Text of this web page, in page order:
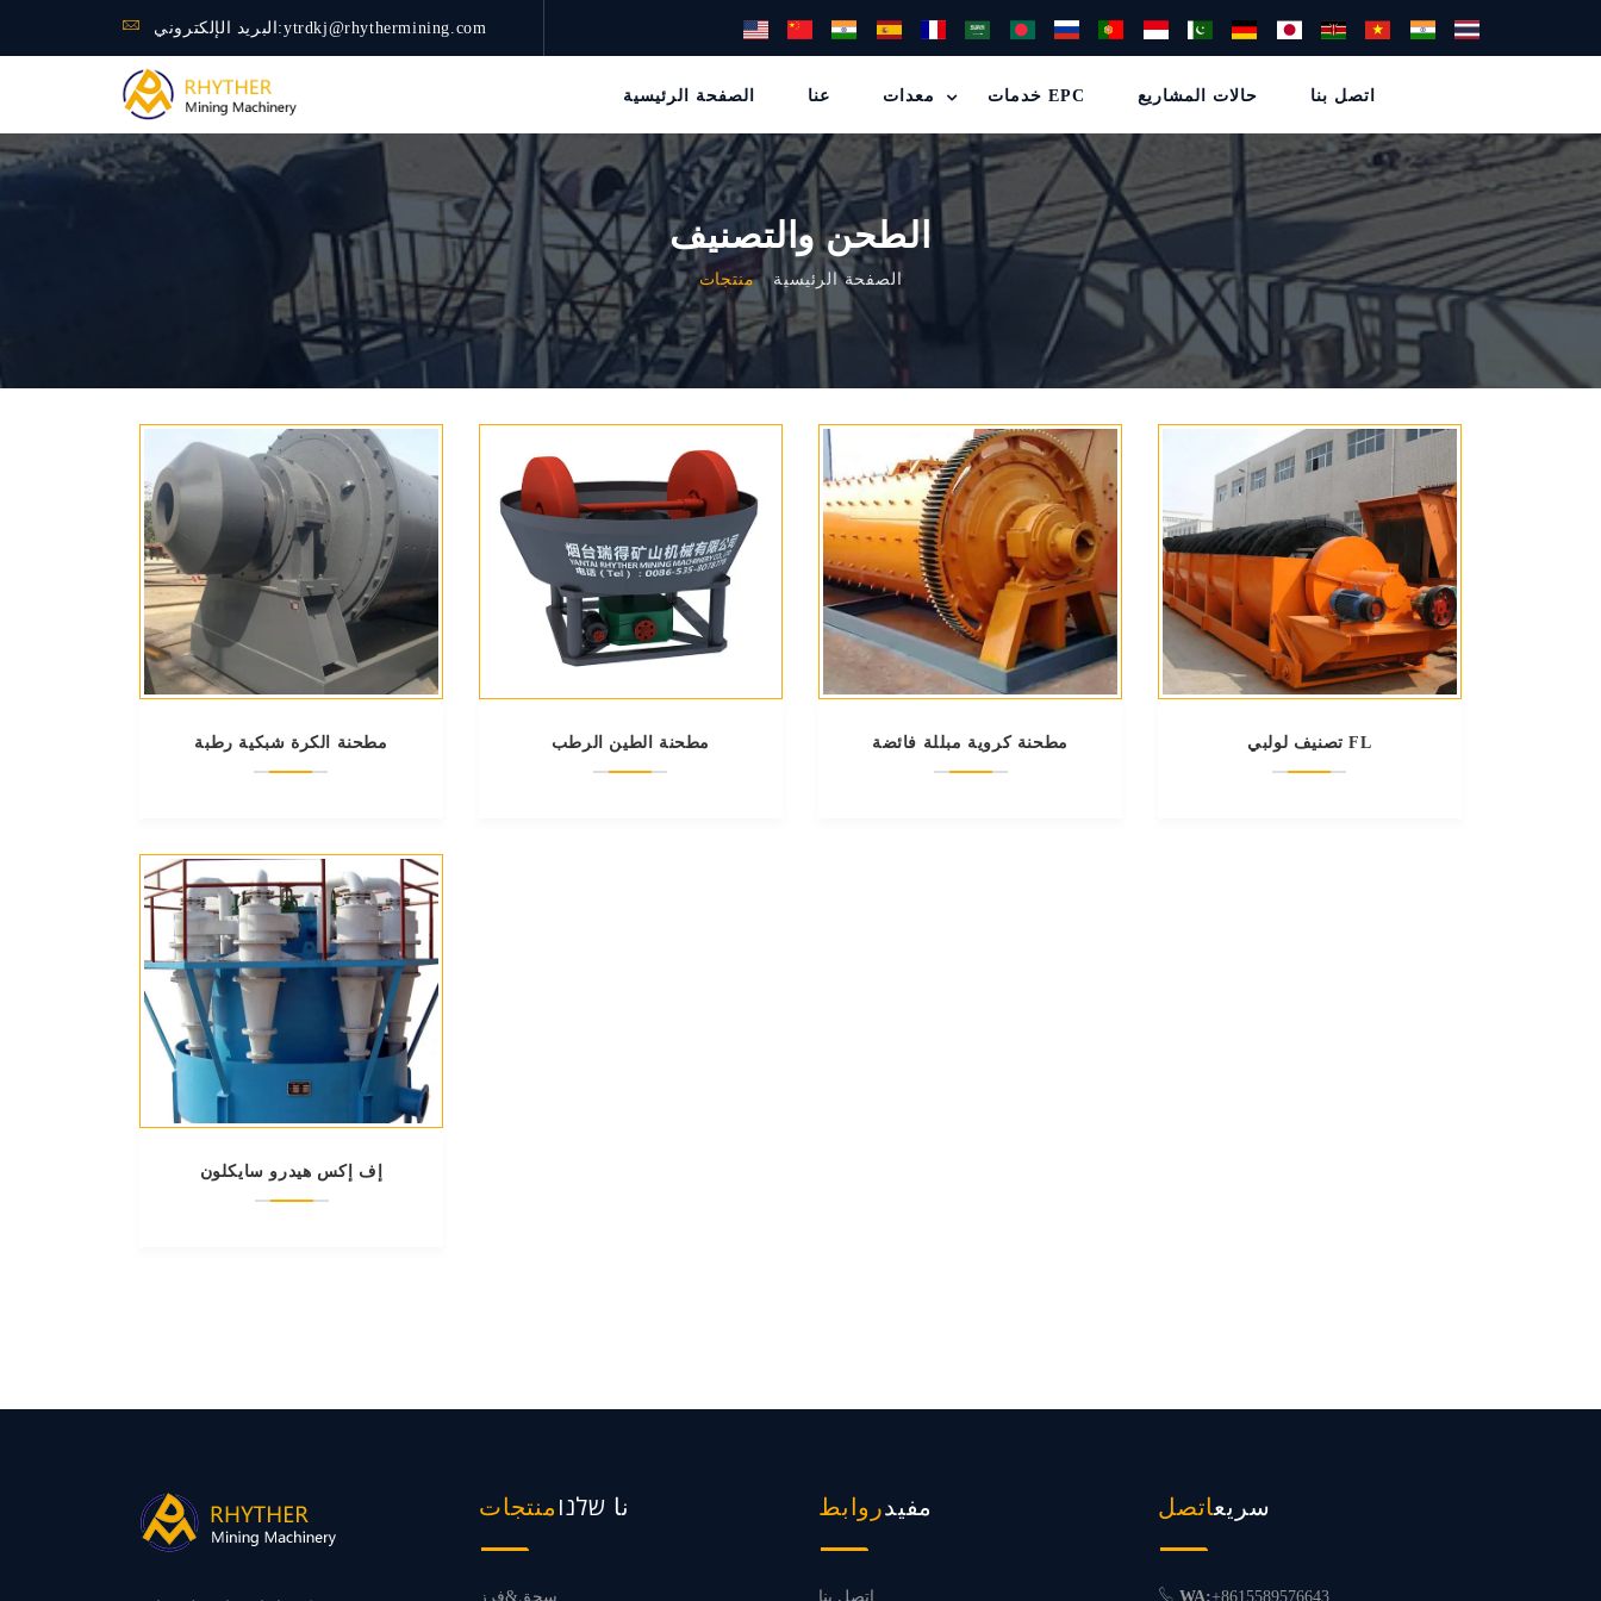
البريد الإلكتروني:ytrdkj@rhythermining.com
الصفحة الرئيسية عنا معدات خدمات EPC حالات المشاريع اتصل بنا
الطحن والتصنيف
الصفحة الرئيسية منتجات
مطحنة الكرة شبكية رطبة مطحنة الطين الرطب مطحنة كروية مبللة فائضة تصنيف لولبي FL
إف إكس هيدرو سايكلون
نا שלנו منتجات
سحق&فرز
مفيدروابط
اتصل بنا
سريعاتصل
WA:+8615589576643